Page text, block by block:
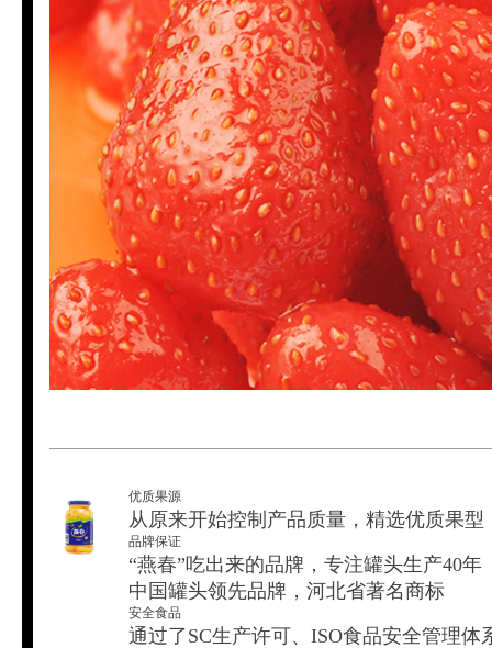
优质果源
从原来开始控制产品质量，精选优质果
品牌保证
“燕春”吃出来的品牌，专注罐头生产40年
中国罐头领先品牌，河北省著名商标
安全食品
通过了SC生产许可、ISO食品安全管理体